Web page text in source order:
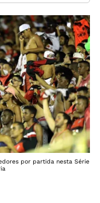
por partida nesta Série